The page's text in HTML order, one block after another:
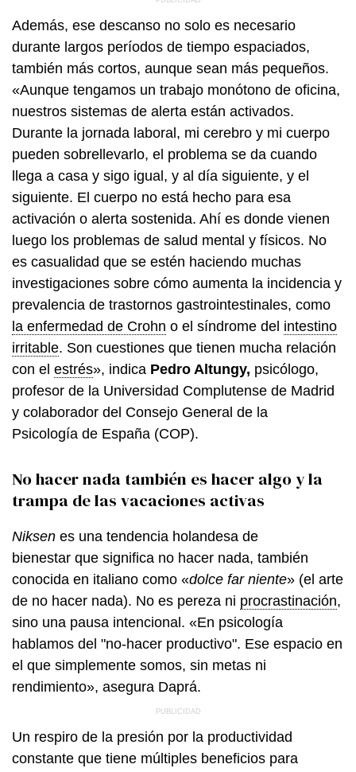
Además, ese descanso no solo es necesario
durante largos períodos de tiempo espaciados,
también más cortos, aunque sean más pequeños.
«Aunque tengamos un trabajo monótono de oficina,
nuestros sistemas de alerta están activados.
Durante la jornada laboral, mi cerebro y mi cuerpo
pueden sobrellevarlo, el problema se da cuando
llega a casa y sigo igual, y al día siguiente, y el
siguiente. El cuerpo no está hecho para esa
activación o alerta sostenida. Ahí es donde vienen
luego los problemas de salud mental y físicos. No
es casualidad que se estén haciendo muchas
investigaciones sobre cómo aumenta la incidencia y
prevalencia de trastornos gastrointestinales, como
la enfermedad de Crohn o el síndrome del intestino
irritable. Son cuestiones que tienen mucha relación
con el estrés», indica Pedro Altungy, psicólogo,
profesor de la Universidad Complutense de Madrid
y colaborador del Consejo General de la
Psicología de España (COP).
No hacer nada también es hacer algo y la
trampa de las vacaciones activas
Niksen es una tendencia holandesa de
bienestar que significa no hacer nada, también
conocida en italiano como «dolce far niente» (el arte
de no hacer nada). No es pereza ni procrastinación,
sino una pausa intencional. «En psicología
hablamos del "no-hacer productivo". Ese espacio en
el que simplemente somos, sin metas ni
rendimiento», asegura Daprá.
Un respiro de la presión por la productividad
constante que tiene múltiples beneficios para